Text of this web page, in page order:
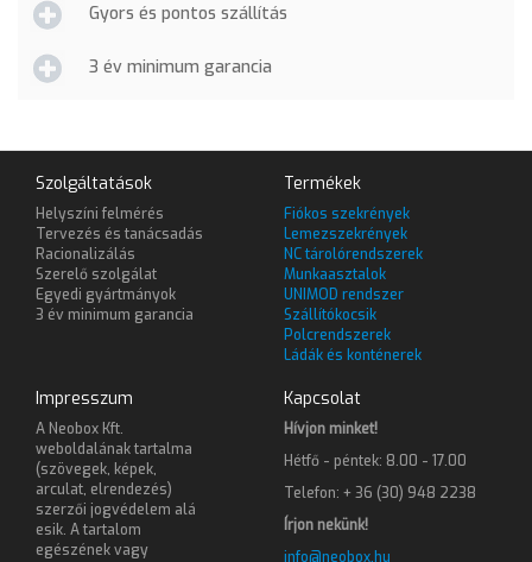
Gyors és pontos szállítás
3 év minimum garancia
Szolgáltatások
Helyszíni felmérés
Tervezés és tanácsadás
Racionalizálás
Szerelő szolgálat
Egyedi gyártmányok
3 év minimum garancia
Termékek
Fiókos szekrények
Lemezszekrények
NC tárolórendszerek
Munkaasztalok
UNIMOD rendszer
Szállítókocsik
Polcrendszerek
Ládák és konténerek
Impresszum
A Neobox Kft.
weboldalának tartalma
(szövegek, képek,
arculat, elrendezés)
szerzői jogvédelem alá
esik. A tartalom
egészének vagy
Kapcsolat
Hívjon minket!
Hétfő - péntek: 8.00 - 17.00
Telefon: + 36 (30) 948 2238
Írjon nekünk!
info@neobox.hu